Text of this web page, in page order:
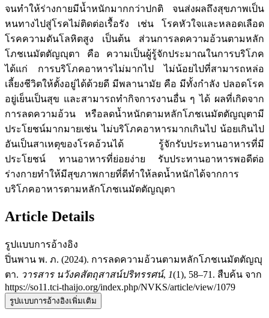
จนทำให้ร่างกายมีน้ำหนักมากกว่าปกติ จนส่งผลถึงสุขภาพเป็น
หนทางไปสู่โรคไม่ติดต่อเรื้อรัง เช่น โรคหัวใจและหลอดเลือด
โรคความดันโลหิตสูง เป็นต้น ส่วนการลดความอ้วนตามหลัก
โภชเนมัตตัญญุตา คือ ความเป็นผู้รู้จักประมาณในการบริโภค
ได้แก่ การบริโภคอาหารไม่มากไป ไม่น้อยไปที่สามารถหล่อ
เลี้ยงชีวิตให้ตั้งอยู่ได้ด้วยดี มีพลานามัย คือ มีทั้งกำลัง ปลอดโรค
อยู่เย็นเป็นสุข และสามารถทำกิจการงานอื่น ๆ ได้ ผลที่เกิดจาก
การลดความอ้วน หรือลดน้ำหนักตามหลักโภชเนมัตตัญญุตามี
ประโยชน์มากมายเช่น ไม่บริโภคอาหารมากเกินไป น้อยเกินไป
อันเป็นสาเหตุของโรคอ้วนได้ รู้จักรับประทานอาหารที่มี
ประโยชน์ ทานอาหารที่ย่อยง่าย รับประทานอาหารพอดีต่อ
ร่างกายทำให้มีสุขภาพกายที่ดีทำให้ลดน้ำหนักได้จากการ
บริโภคอาหารตามหลักโภชเนมัตตัญญุตา
Article Details
รูปแบบการอ้างอิง
ปิ่นพาน พ. ภ. (2024). การลดความอ้วนตามหลักโภชเนมัตตัญญุ
ตา. วารสาร นวังคสัตถุสาสน์ปริทรรศน์, 1(1), 58–71. สืบค้น จาก
https://so11.tci-thaijo.org/index.php/NVKS/article/view/1079
รูปแบบการอ้างอิงเพิ่มเติม